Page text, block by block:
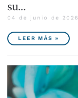
su…
04 de junio de 2026
LEER MÁS »